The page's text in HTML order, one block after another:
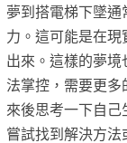
夢到搭電梯下墜通
力。這可能是在
出來。這樣的夢境
法掌控，需要更多
來後思考一下自己
嘗試找到解決方法